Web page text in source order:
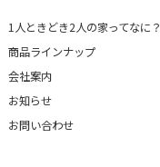
1人ときどき2人の家ってなに？
商品ラインナップ
会社案内
お知らせ
お問い合わせ